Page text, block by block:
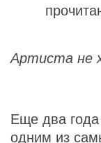
Артиста не
Еще два
одним из